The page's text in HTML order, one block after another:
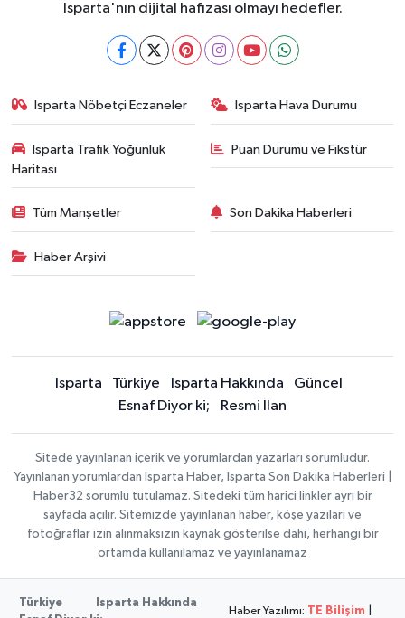
Isparta'nın dijital hafızası olmayı hedefler.
Isparta Nöbetçi Eczaneler Isparta Hava Durumu
Isparta Trafik Yoğunluk
Haritası
Puan Durumu ve Fikstür
Tüm Manşetler Son Dakika Haberleri
Haber Arşivi
Isparta Türkiye Isparta Hakkında
Güncel
Esnaf Diyor ki;
Resmi İlan
Sitede yayınlanan içerik ve yorumlardan yazarları sorumludur.
Yayınlanan yorumlardan Isparta Haber, Isparta Son Dakika Haberleri |
Haber32 sorumlu tutulamaz. Sitedeki tüm harici linkler ayrı bir
sayfada açılır. Sitemizde yayınlanan haber, köşe yazıları ve
fotoğraflar izin alınmaksızın kaynak gösterilse dahi, herhangi bir
ortamda kullanılamaz ve yayınlanamaz
Türkiye
Isparta Hakkında
Haber Yazılımı: TE Bilişim